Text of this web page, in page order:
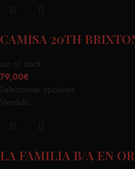
CAMISA 20TH
out of stock
79,00€
Seleccionar opciones
Vendido
LA FAMILIA B/A EN